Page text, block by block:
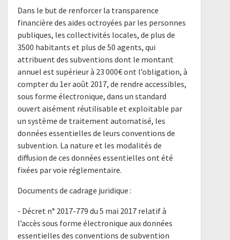
Dans le but de renforcer la transparence
financière des aides octroyées par les personnes
publiques, les collectivités locales, de plus de
3500 habitants et plus de 50 agents, qui
attribuent des subventions dont le montant
annuel est supérieur à 23 000€ ont l’obligation, à
compter du 1er août 2017, de rendre accessibles,
sous forme électronique, dans un standard
ouvert aisément réutilisable et exploitable par
un système de traitement automatisé, les
données essentielles de leurs conventions de
subvention. La nature et les modalités de
diffusion de ces données essentielles ont été
fixées par voie réglementaire.
Documents de cadrage juridique :
- ​Décret n° 2017-779 du 5 mai 2017 relatif à
l’accès sous forme électronique aux données
essentielles des conventions de subvention​